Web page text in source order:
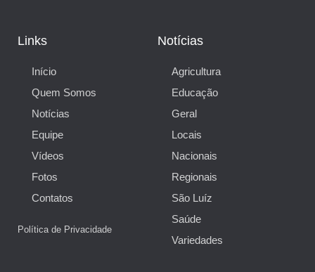
Links
Início
Quem Somos
Notícias
Equipe
Vídeos
Fotos
Contatos
Política de Privacidade
Notícias
Agricultura
Educação
Geral
Locais
Nacionais
Regionais
São Luíz
Saúde
Variedades